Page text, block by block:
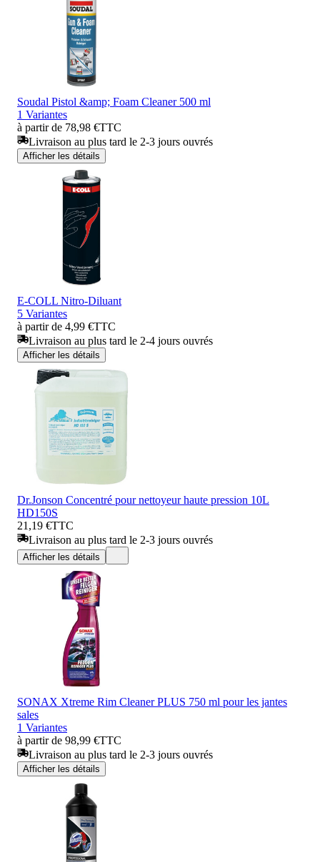
Soudal Pistol &amp; Foam Cleaner 500 ml
1 Variantes
à partir de 78,98 €TTC
Livraison au plus tard le 2-3 jours ouvrés
Afficher les détails
E-COLL Nitro-Diluant
5 Variantes
à partir de 4,99 €TTC
Livraison au plus tard le 2-4 jours ouvrés
Afficher les détails
Dr.Jonson Concentré pour nettoyeur haute pression 10L
HD150S
21,19 €TTC
Livraison au plus tard le 2-3 jours ouvrés
Afficher les détails
SONAX Xtreme Rim Cleaner PLUS 750 ml pour les jantes
sales
1 Variantes
à partir de 98,99 €TTC
Livraison au plus tard le 2-3 jours ouvrés
Afficher les détails